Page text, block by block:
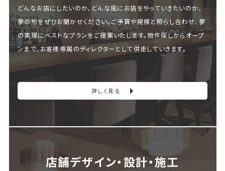
どんなお店にしたいのか、どんな風にお店をやっていきたいのか、
夢の形をぜひお聞かせください。ご予算や規模と照らし合わせ、夢
の実現にベストなプランをご提案いたします。物件探しからオープ
ンまで、お客様専属のディレクターとして併走していきます。
詳しく見る
店舗デザイン・設計・施⼯